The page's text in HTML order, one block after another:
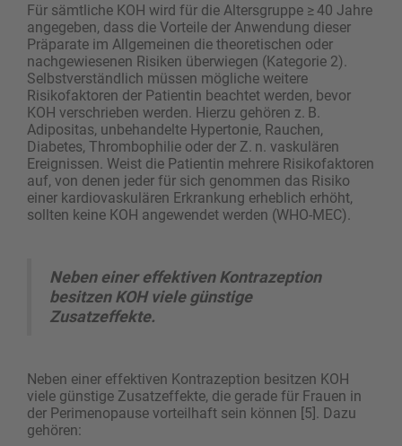
Für sämtliche KOH wird für die Altersgruppe ≥ 40 Jahre
angegeben, dass die Vorteile der Anwendung dieser
Präparate im Allgemeinen die theoretischen oder
nachgewiesenen Risiken überwiegen (Kategorie 2).
Selbstverständlich müssen mögliche weitere
Risikofaktoren der Patientin beachtet werden, bevor
KOH verschrieben werden. Hierzu gehören z. B.
Adipositas, unbehandelte Hypertonie, Rauchen,
Diabetes, Thrombophilie oder der Z. n. vaskulären
Ereignissen. Weist die Patientin mehrere Risikofaktoren
auf, von denen jeder für sich genommen das Risiko
einer kardiovaskulären Erkrankung erheblich erhöht,
sollten keine KOH angewendet werden (WHO-MEC).
Neben einer effektiven Kontrazeption
besitzen KOH viele günstige
Zusatzeffekte.
Neben einer effektiven Kontrazeption besitzen KOH
viele günstige Zusatzeffekte, die gerade für Frauen in
der Perimenopause vorteilhaft sein können [5]. Dazu
gehören: